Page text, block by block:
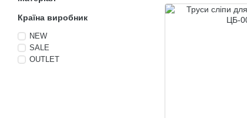
Країна виробник
NEW
SALE
OUTLET